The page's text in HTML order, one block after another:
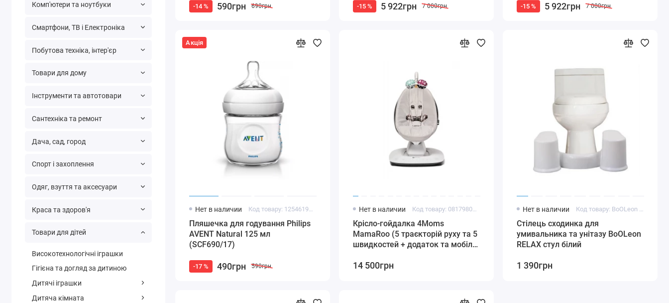
Комп'ютери та ноутбуки
Смартфони, ТВ і Електроніка
Побутова техніка, інтер'єр
Товари для дому
Інструменти та автотовари
Сантехніка та ремонт
Дача, сад, город
Спорт і захоплення
Одяг, взуття та аксесуари
Краса та здоров'я
Товари для дітей
Високотехнологічні іграшки
Гігієна та догляд за дитиною
Дитячі іграшки
Дитяча кімната
-14 % 590грн 690грн -15 % 5 922грн 7 000грн -15 % 5 922грн 7 000грн
Акція
Нет в наличии Код товару: 1254619155
Пляшечка для годування Philips
AVENT Natural 125 мл
(SCF690/17)
-17 % 490грн 590грн
Нет в наличии Код товару: 0817980017634
Крісло-гойдалка 4Moms
MamaRoo (5 траєкторій руху та 5
швидкостей + додаток та мобіль
14 500грн
Нет в наличии Код товару: BoОLeon RELAX
Стілець сходинка для
умивальника та унітазу BoОLeon
RELAX стул білий
1 390грн